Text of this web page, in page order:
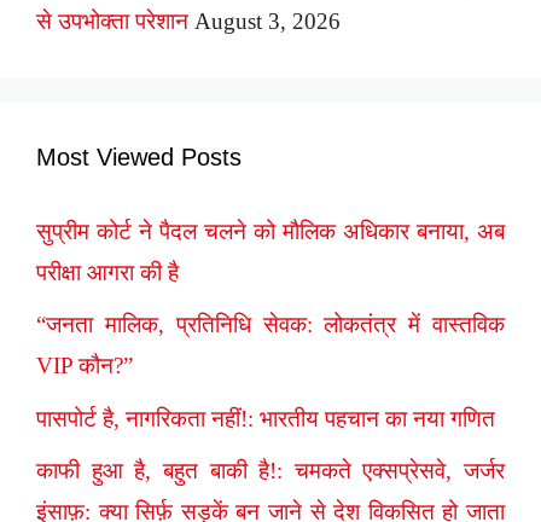
से उपभोक्ता परेशान August 3, 2026
Most Viewed Posts
सुप्रीम कोर्ट ने पैदल चलने को मौलिक अधिकार बनाया, अब
परीक्षा आगरा की है
“जनता मालिक, प्रतिनिधि सेवक: लोकतंत्र में वास्तविक
VIP कौन?”
पासपोर्ट है, नागरिकता नहीं!: भारतीय पहचान का नया गणित
काफी हुआ है, बहुत बाकी है!: चमकते एक्सप्रेसवे, जर्जर
इंसाफ़: क्या सिर्फ़ सड़कें बन जाने से देश विकसित हो जाता